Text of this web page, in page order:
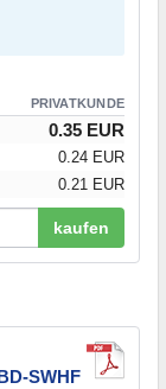
PRIVATKUNDE
0.35 EUR
0.24 EUR
0.21 EUR
kaufen
SWHF